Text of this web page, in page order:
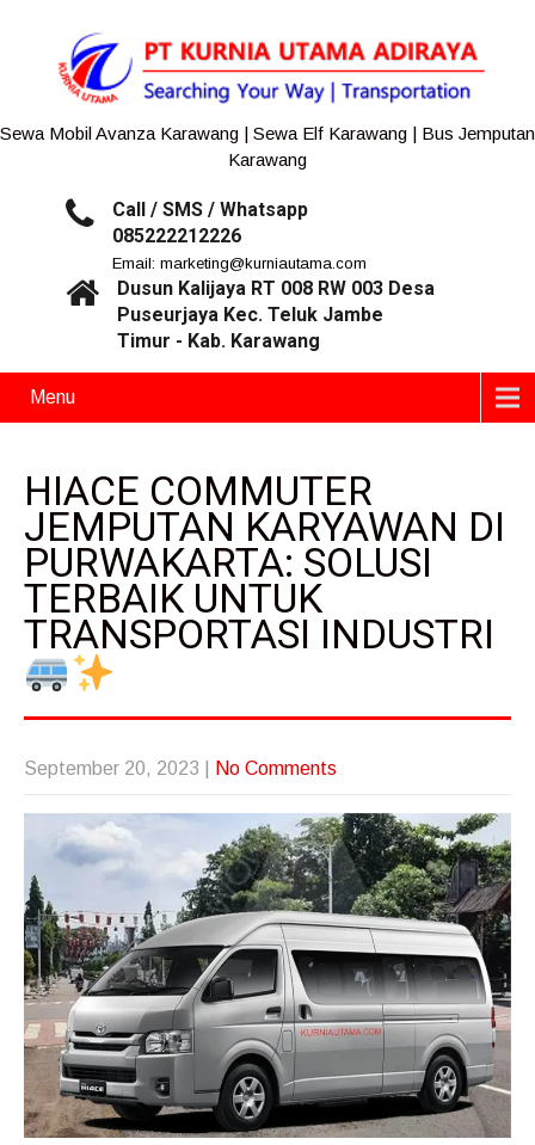
Sewa Mobil Avanza Karawang | Sewa Elf Karawang | Bus Jemputan
Karawang
Call / SMS / Whatsapp
085222212226
Email: marketing@kurniautama.com
Dusun Kalijaya RT 008 RW 003 Desa
Puseurjaya Kec. Teluk Jambe
Timur - Kab. Karawang
Menu
HIACE COMMUTER
JEMPUTAN KARYAWAN DI
PURWAKARTA: SOLUSI
TERBAIK UNTUK
TRANSPORTASI INDUSTRI
September 20, 2023 No Comments